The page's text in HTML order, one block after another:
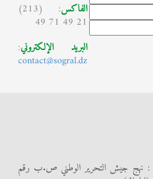
الفاكس
: (213)
21 49 71 49
البريد الإلكتروني:
contact@sogral.dz
: نهج جيش التحرير الوطني ص.ب رقم